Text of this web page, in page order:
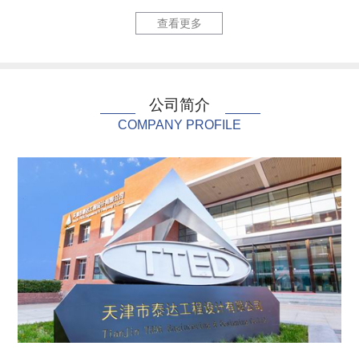
泰达国际心血管病医院... 中国民航
查看更多
公司简介
COMPANY PROFILE